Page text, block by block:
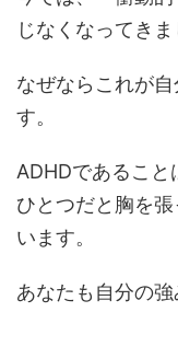
じなくなってきま
なぜならこれが
す。
ADHDであるこ
ひとつだと胸を
います。
あなたも自分の